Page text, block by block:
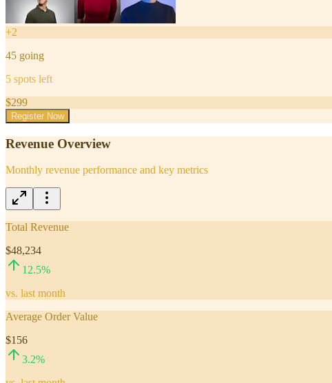
+2
45 going
5 spots left
$299
Register Now
Revenue Overview
Monthly revenue performance and key metrics
Total Revenue
$48,234
12.5%
vs. last month
Average Order Value
$156
3.2%